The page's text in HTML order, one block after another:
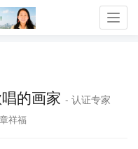
的画家- 认证专家
祥福